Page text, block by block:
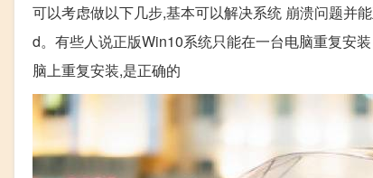
可以考虑做以下几步,基本可以解决系统 崩溃问题并
d。有些人说正版Win10系统只能在一台电脑重复安
脑上重复安装,是正确的